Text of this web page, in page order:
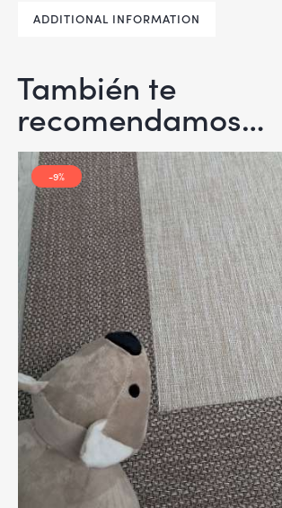
ADDITIONAL INFORMATION
También te
recomendamos…
-9%